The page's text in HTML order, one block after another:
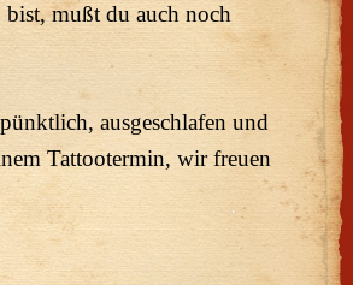
mußt du auch noch
ausgeschlafen und
Tattootermin, wir freuen